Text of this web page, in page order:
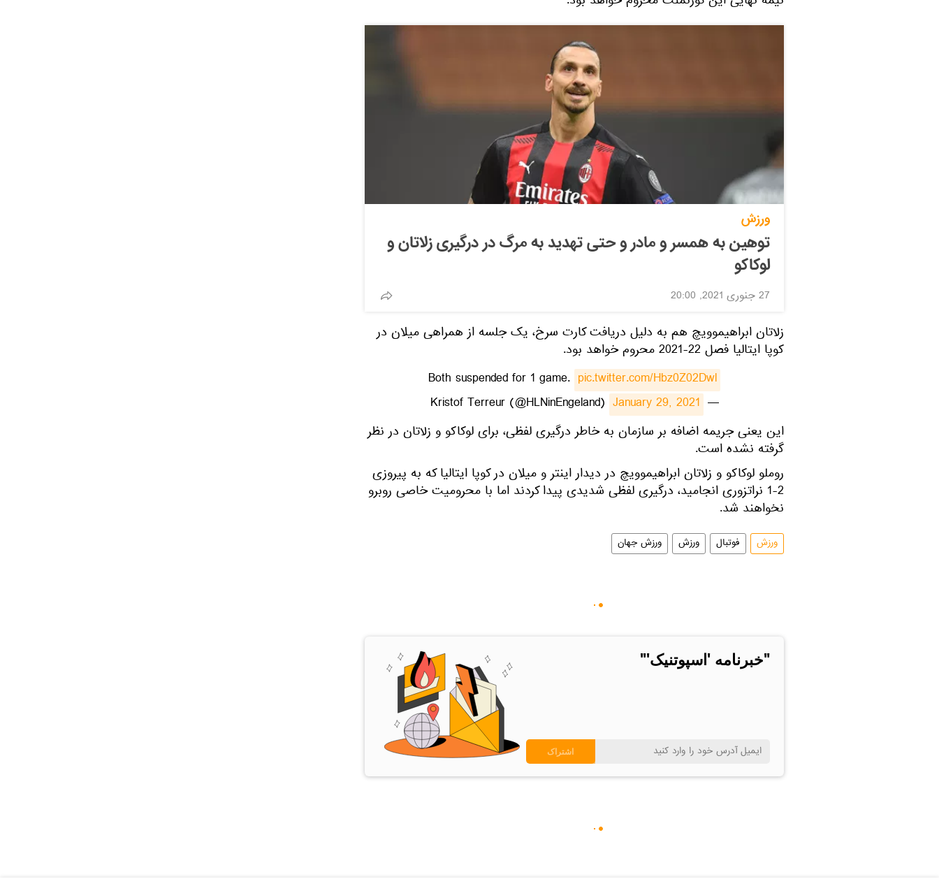
ورزش
توهین به همسر و مادر و حتی تهدید به مرگ در درگیری زلاتان و
لوکاکو
27 جنوری 2021, 20:00
زلاتان ابراهیموویچ هم به دلیل دریافت کارت سرخ، یک جلسه از همراهی میلان در
کوپا ایتالیا فصل 22-2021 محروم خواهد بود.
Both suspended for 1 game. pic.twitter.com/Hbz0Z02Dwl
— Kristof Terreur (@HLNinEngeland)
January 29, 2021
​این یعنی جریمه اضافه بر سازمان به خاطر درگیری لفظی، برای لوکاکو و زلاتان در نظر
گرفته نشده است.
روملو لوکاکو و زلاتان ابراهیموویچ در دیدار اینتر و میلان در کوپا ایتالیا که به پیروزی
2-1 نراتزوری انجامید، درگیری لفظی شدیدی پیدا کردند اما با محرومیت خاصی روبرو
نخواهند شد.
ورزش فوتبال ورزش ورزش جهان
"خبرنامه 'اسپوتنیک'"